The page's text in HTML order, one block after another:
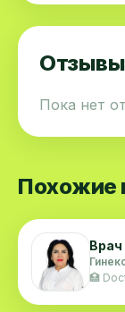
кадров.
Отзывы
Пока нет
Похожие
Врач
🏥